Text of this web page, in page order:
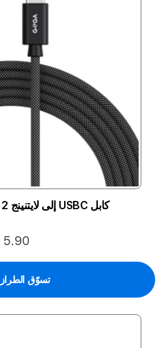
كابل USBC إلى لايتنينج 2 متر لون أبيض من جيجا
5.90
تسوّق